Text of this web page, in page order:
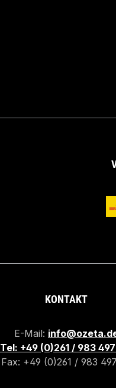
KONTAKT
E-Mail:
Tel: +49 (0)261 / 983
Fax: +49 (0)261 / 983